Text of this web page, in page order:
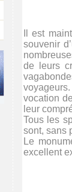
Il est
souvenir
de leurs
vocation
leur
Tous les
sont, sans
Le
excellent